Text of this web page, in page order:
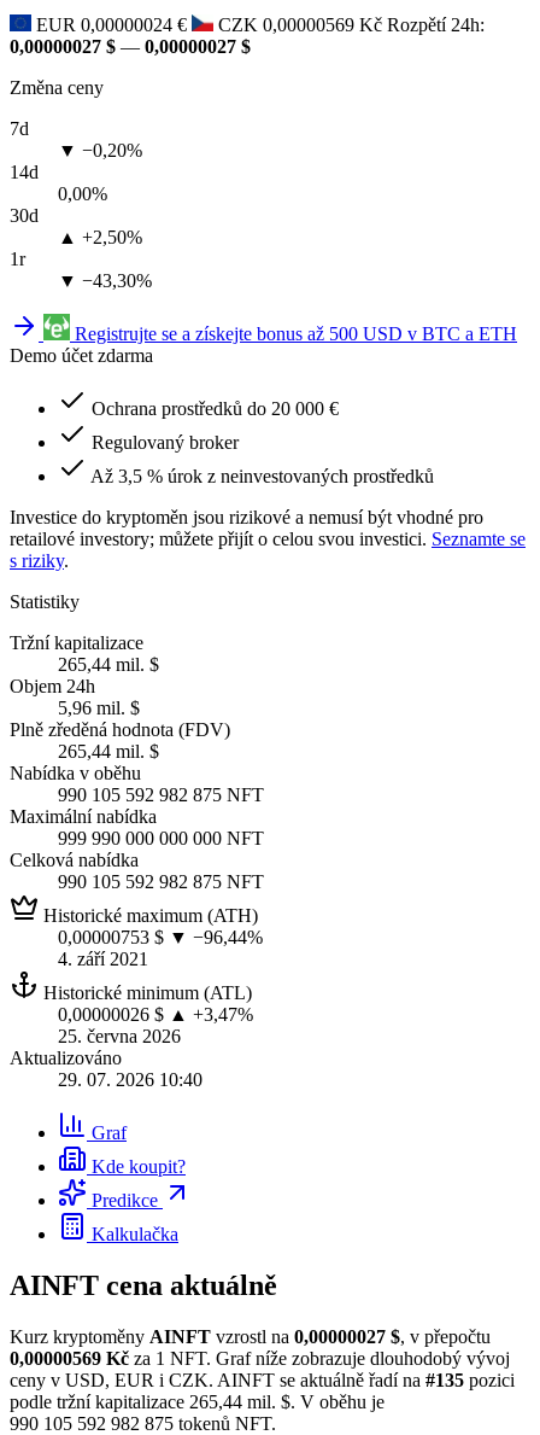
EUR 0,00000024 € CZK 0,00000569 Kč Rozpětí 24h:
0,00000027 $ — 0,00000027 $
Změna ceny
7d
▼ −0,20%
14d
0,00%
30d
▲ +2,50%
1r
▼ −43,30%
Registrujte se a získejte bonus až 500 USD v BTC a ETH
Demo účet zdarma
Ochrana prostředků do 20 000 €
Regulovaný broker
Až 3,5 % úrok z neinvestovaných prostředků
Investice do kryptoměn jsou rizikové a nemusí být vhodné pro
retailové investory; můžete přijít o celou svou investici. Seznamte se
s riziky.
Statistiky
Tržní kapitalizace
265,44 mil. $
Objem 24h
5,96 mil. $
Plně zředěná hodnota (FDV)
265,44 mil. $
Nabídka v oběhu
990 105 592 982 875 NFT
Maximální nabídka
999 990 000 000 000 NFT
Celková nabídka
990 105 592 982 875 NFT
Historické maximum (ATH)
0,00000753 $ ▼ −96,44%
4. září 2021
Historické minimum (ATL)
0,00000026 $ ▲ +3,47%
25. června 2026
Aktualizováno
29. 07. 2026 10:40
Graf
Kde koupit?
Predikce
Kalkulačka
AINFT cena aktuálně
Kurz kryptoměny AINFT vzrostl na 0,00000027 $, v přepočtu
0,00000569 Kč za 1 NFT. Graf níže zobrazuje dlouhodobý vývoj
ceny v USD, EUR i CZK. AINFT se aktuálně řadí na #135 pozici
podle tržní kapitalizace 265,44 mil. $. V oběhu je
990 105 592 982 875 tokenů NFT.